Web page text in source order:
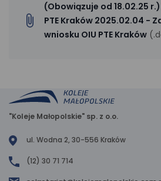
(Obowiązuje od 18.02.25
PTE Kraków 2025.02.04 -
wniosku OIU PTE Kraków
"Koleje Małopolskie" sp. z o.o.
ul. Wodna 2, 30-556 Kraków
(12) 30 71 714